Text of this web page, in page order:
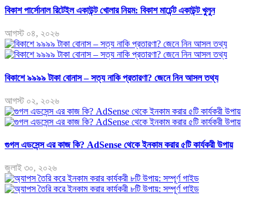
বিকাশ পার্সোনাল রিটেইল একাউন্ট খোলার নিয়ম: বিকাশ মার্চেন্ট একাউন্ট খুলুন
আগস্ট ০৪, ২০২৬
বিকাশে ৯৯৯৯ টাকা বোনাস – সত্য নাকি প্রতারণা? জেনে নিন আসল তথ্য
আগস্ট ০২, ২০২৬
গুগল এডসেন্স এর কাজ কি? AdSense থেকে ইনকাম করার ৫টি কার্যকরী উপায়
জুলাই ৩০, ২০২৬